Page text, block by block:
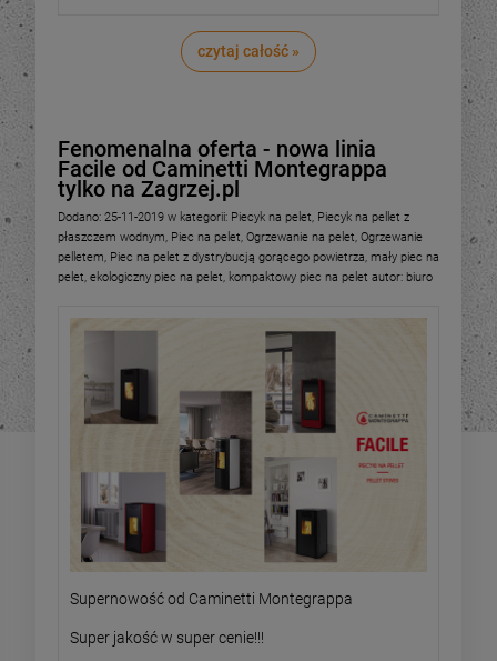
czytaj całość »
Fenomenalna oferta - nowa linia
Facile od Caminetti Montegrappa
tylko na Zagrzej.pl
Dodano: 25-11-2019 w kategorii: Piecyk na pelet, Piecyk na pellet z
płaszczem wodnym, Piec na pelet, Ogrzewanie na pelet, Ogrzewanie
pelletem, Piec na pelet z dystrybucją gorącego powietrza, mały piec na
pelet, ekologiczny piec na pelet, kompaktowy piec na pelet autor: biuro
Supernowość od Caminetti Montegrappa
Super jakość w super cenie!!!